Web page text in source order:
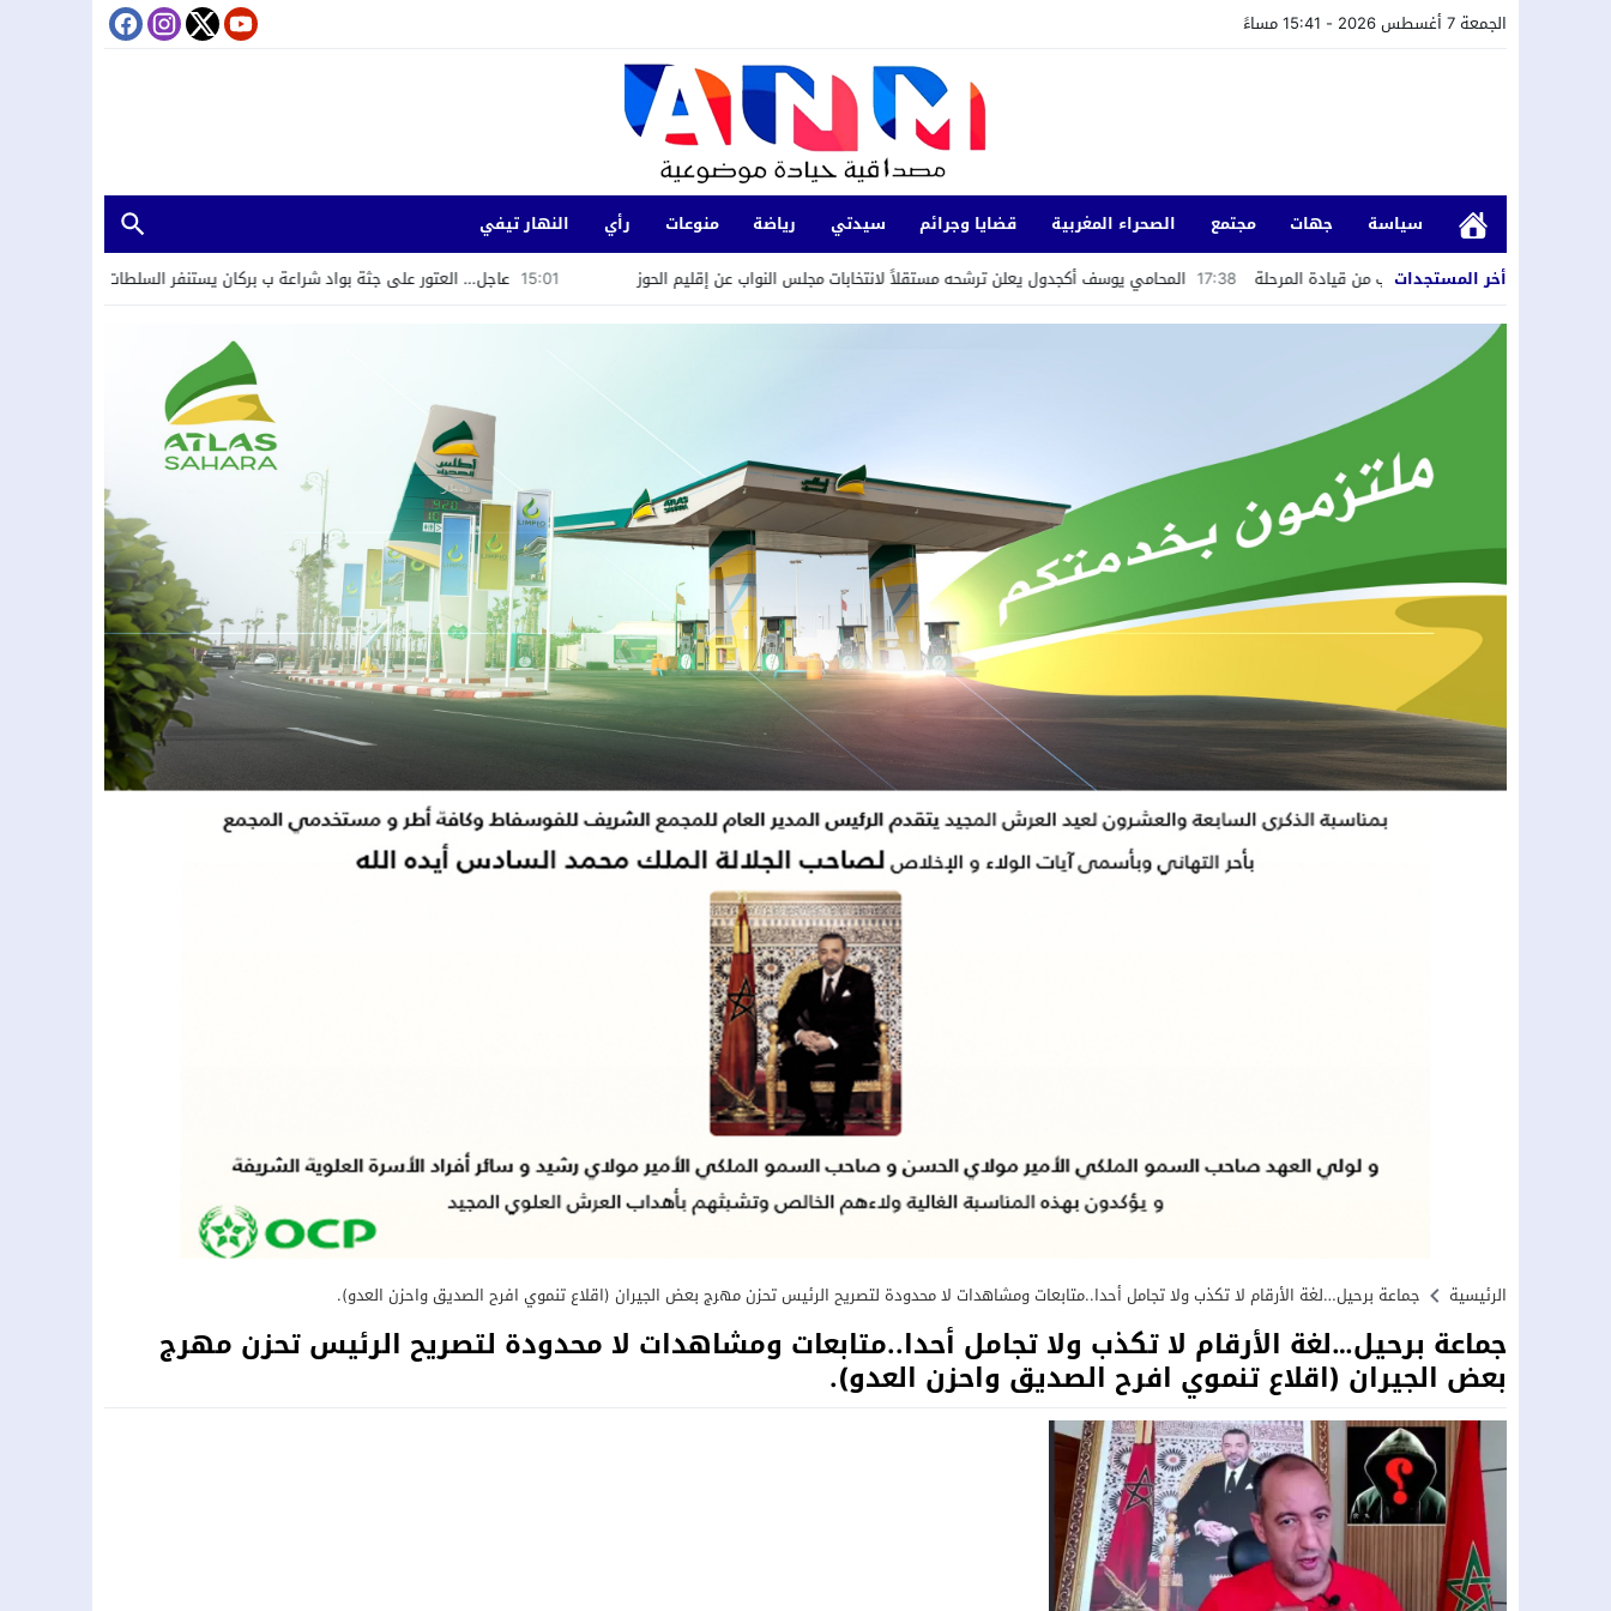
الجمعة 7 أغسطس 2026 - 15:41 مساءً
سياسة جهات مجتمع الصحراء المغربية قضايا وجرائم سيدتي رياضة منوعات رأي
النهار تيفي
أخر المستجدات
عاجل… العتور على جثة بواد شراعة ب بركان يستنفر السلطات 14:25 الهيئة الوطنية إلى تمكين الشباب من قيادة المرحلة 17:38 المحامي يوسف أكجدول يعلن ترشحه مستقلاً لانتخابات مجلس النواب عن إقليم الحوز
الرئيسية جماعة برحيل…لغة الأرقام لا تكذب ولا تجامل أحدا..متابعات ومشاهدات لا محدودة لتصريح الرئيس تحزن مهرج بعض الجيران (اقلاع تنموي افرح الصديق واحزن العدو).
جماعة برحيل…لغة الأرقام لا تكذب ولا تجامل أحدا..متابعات ومشاهدات لا محدودة لتصريح الرئيس تحزن مهرج
بعض الجيران (اقلاع تنموي افرح الصديق واحزن العدو).